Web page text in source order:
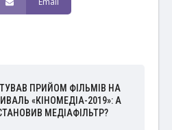
ПРИЙОМ ФІЛЬМІВ НА
«КІНОМЕДІА-2019»: А
МЕДІАФІЛЬТР?